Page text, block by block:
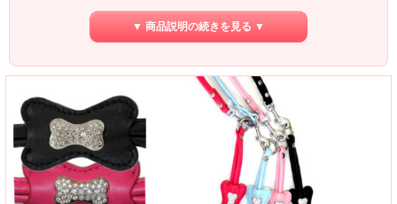
あふれる鮮やかな仕上がりで、独自の魅力を持っております。
Cha-Cha Coutureによる犬用ハーネス、Step In Style Harness Bone Matte Light
Blue ステップ イン ボーン ハーネス マットライトブルー。
フェイクレザーによるハーネスと取り外し可能なリードがセットになった犬用ハ
ーネスセットです。
お色はマットライトブルー、サイズはXS、S、M、Lサイズをご用意いたしまし
た。
Abby&AdelaにおけるCha-Cha Coutureの商品は全てCha-Cha Coutureより正規に
▼ 商品説明の続きを見る ▼